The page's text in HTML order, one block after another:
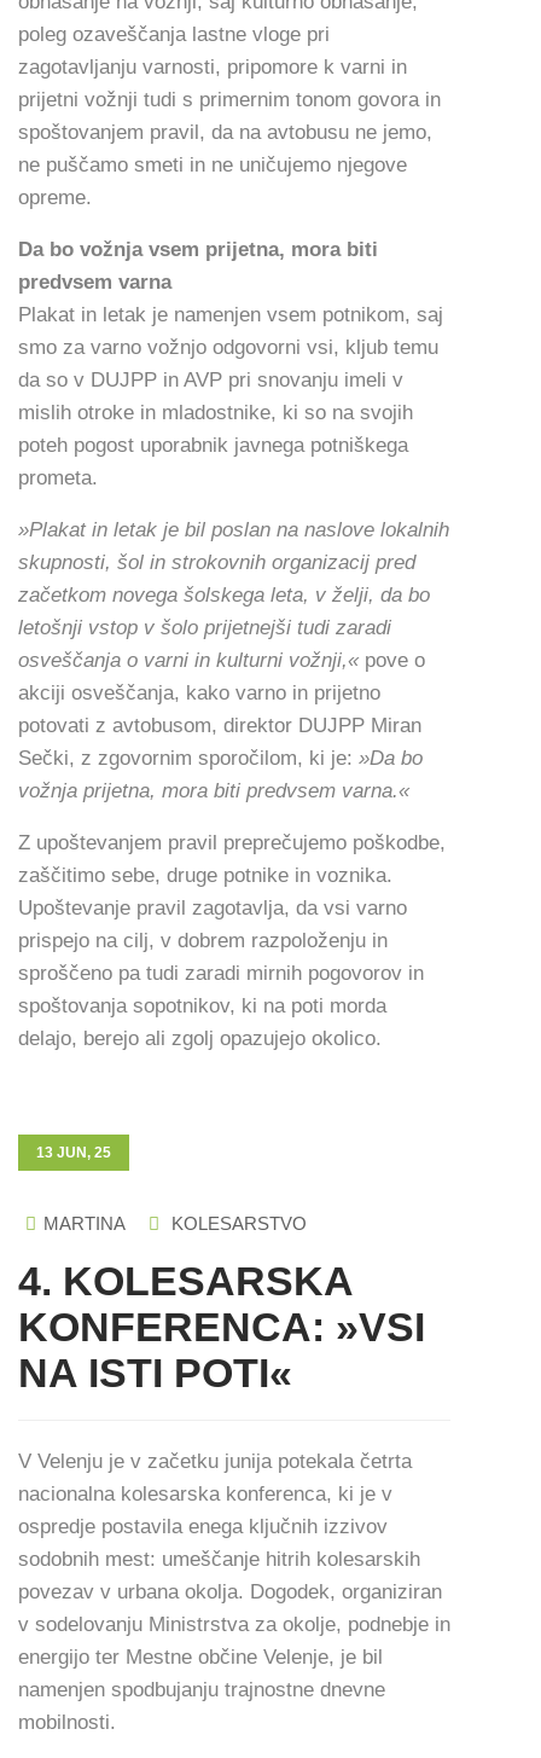
poleg ozaveščanja lastne vloge pri
zagotavljanju varnosti, pripomore k varni in
prijetni vožnji tudi s primernim tonom govora in
spoštovanjem pravil, da na avtobusu ne jemo,
ne puščamo smeti in ne uničujemo njegove
opreme.
Da bo vožnja vsem prijetna, mora biti
predvsem varna
Plakat in letak je namenjen vsem potnikom, saj
smo za varno vožnjo odgovorni vsi, kljub temu
da so v DUJPP in AVP pri snovanju imeli v
mislih otroke in mladostnike, ki so na svojih
poteh pogost uporabnik javnega potniškega
prometa.
»Plakat in letak je bil poslan na naslove lokalnih
skupnosti, šol in strokovnih organizacij pred
začetkom novega šolskega leta, v želji, da bo
letošnji vstop v šolo prijetnejši tudi zaradi
osveščanja o varni in kulturni vožnji,« pove o
akciji osveščanja, kako varno in prijetno
potovati z avtobusom, direktor DUJPP Miran
Sečki, z zgovornim sporočilom, ki je: »Da bo
vožnja prijetna, mora biti predvsem varna.«
Z upoštevanjem pravil preprečujemo poškodbe,
zaščitimo sebe, druge potnike in voznika.
Upoštevanje pravil zagotavlja, da vsi varno
prispejo na cilj, v dobrem razpoloženju in
sproščeno pa tudi zaradi mirnih pogovorov in
spoštovanja sopotnikov, ki na poti morda
delajo, berejo ali zgolj opazujejo okolico.
13 JUN, 25
MARTINA KOLESARSTVO
4. KOLESARSKA
KONFERENCA: »VSI
NA ISTI POTI«
V Velenju je v začetku junija potekala četrta
nacionalna kolesarska konferenca, ki je v
ospredje postavila enega ključnih izzivov
sodobnih mest: umeščanje hitrih kolesarskih
povezav v urbana okolja. Dogodek, organiziran
v sodelovanju Ministrstva za okolje, podnebje in
energijo ter Mestne občine Velenje, je bil
namenjen spodbujanju trajnostne dnevne
mobilnosti.